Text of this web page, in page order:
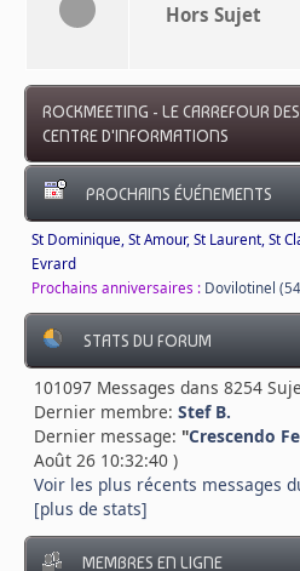
Hors Sujet
ROCKMEETING - LE CARREFOUR
CENTRE D'INFORMATIONS
PROCHAINS ÉVÉNEMENTS
St Dominique, St Amour, St Laurent, St
Evrard
Prochains anniversaires : Dovilotinel
STATS DU FORUM
101097 Messages dans 8254
Dernier membre: Stef B.
Dernier message: "Crescendo
Août 26 10:32:40 )
Voir les plus récents messages
[plus de stats]
MEMBRES EN LIGNE